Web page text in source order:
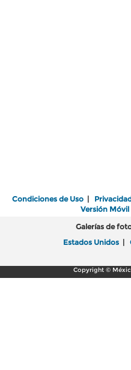
Condiciones de Uso |
Versión Móvil
Galerías de
Estados Unidos |
Copyright ©